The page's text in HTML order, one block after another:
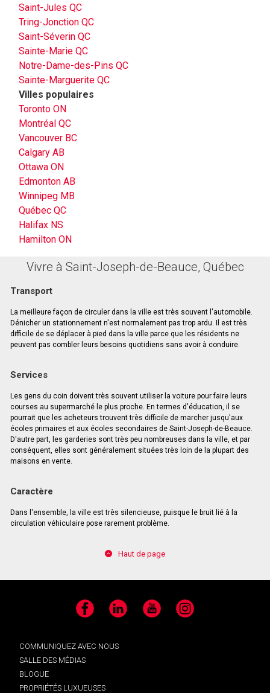
Saint-Jules QC
Tring-Jonction QC
Saint-Séverin QC
Sainte-Marie QC
Notre-Dame-des-Pins QC
Sainte-Marguerite QC
Villes populaires
Toronto ON
Montréal QC
Vancouver BC
Calgary AB
Ottawa ON
Edmonton AB
Winnipeg MB
Québec QC
Halifax NS
Hamilton ON
Vivre à Saint-Joseph-de-Beauce, Québec
Transport
La meilleure façon de circuler dans la ville est très souvent l'automobile.
Dénicher un stationnement n'est normalement pas trop ardu. Il est très
difficile de se déplacer à pied dans la ville parce que les résidents ne
peuvent pas combler leurs besoins quotidiens sans avoir à conduire.
Services
Les gens du coin doivent très souvent utiliser la voiture pour faire leurs
courses au supermarché le plus proche. En termes d'éducation, il se
pourrait que les acheteurs trouvent très difficile de marcher jusqu'aux
écoles primaires et aux écoles secondaires de Saint-Joseph-de-Beauce.
D'autre part, les garderies sont très peu nombreuses dans la ville, et par
conséquent, elles sont généralement situées très loin de la plupart des
maisons en vente.
Caractère
Dans l'ensemble, la ville est très silencieuse, puisque le bruit lié à la
circulation véhiculaire pose rarement problème.
Haut de page
Facebook LinkedIn YouTube Instagram
COMMUNIQUEZ AVEC NOUS
SALLE DES MÉDIAS
BLOGUE
PROPRIÉTÉS LUXUEUSES